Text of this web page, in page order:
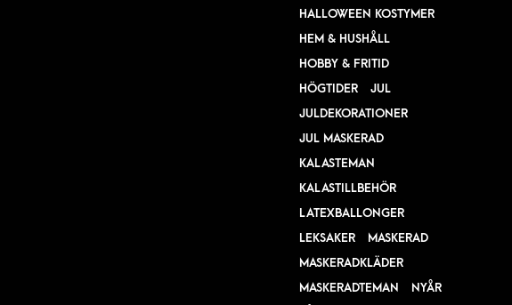
HALLOWEEN KOSTYMER
HEM & HUSHÅLL
HOBBY & FRITID
HÖGTIDER
JUL
JULDEKORATIONER
JUL MASKERAD
KALASTEMAN
KALASTILLBEHÖR
LATEXBALLONGER
LEKSAKER
MASKERAD
MASKERADKLÄDER
MASKERADTEMAN
NYÅR